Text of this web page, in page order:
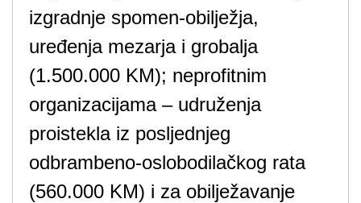
izgradnje spomen-obilježja,
uređenja mezarja i grobalja
(1.500.000 KM); neprofitnim
organizacijama – udruženja
proistekla iz posljednjeg
odbrambeno-oslobodilačkog rata
(560.000 KM) i za obilježavanje